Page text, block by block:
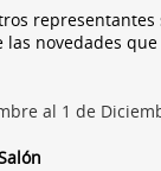
novedades
al 1 de